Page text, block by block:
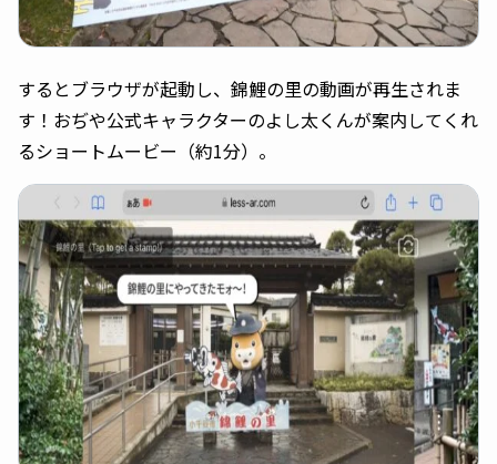
するとブラウザが起動し、錦鯉の里の動画が再生されま
す！おぢや公式キャラクターのよし太くんが案内してくれ
るショートムービー（約1分）。